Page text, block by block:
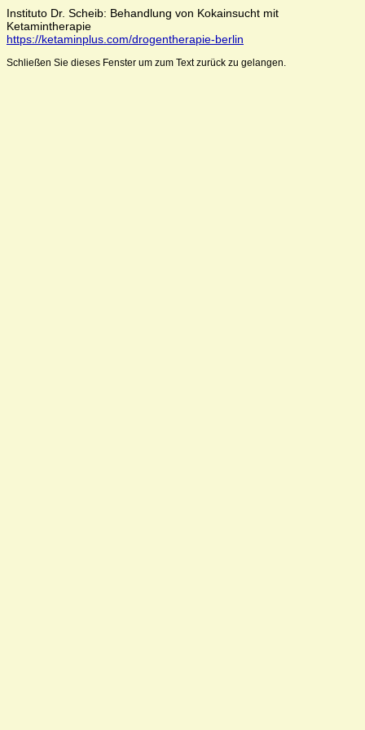
Instituto Dr. Scheib: Behandlung von Kokainsucht mit
Ketamintherapie
https://ketaminplus.com/drogentherapie-berlin
Schließen Sie dieses Fenster um zum Text zurück zu gelangen.